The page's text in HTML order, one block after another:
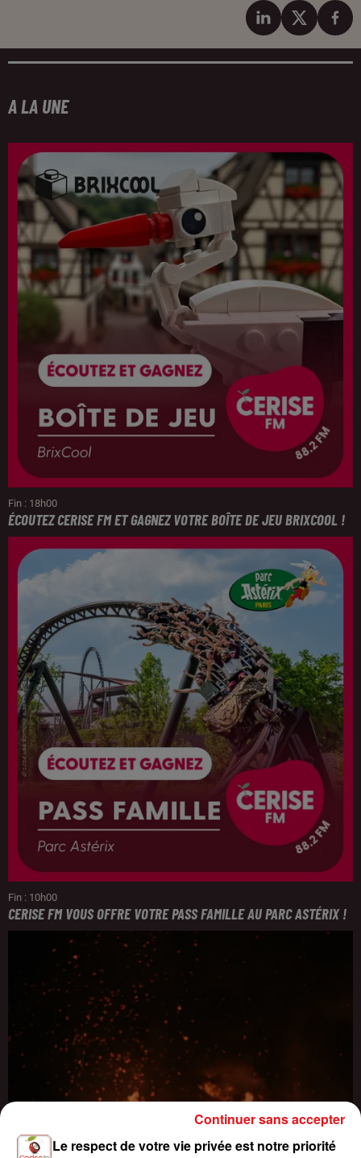
A LA UNE
Fin : 18h00
ÉCOUTEZ CERISE FM ET GAGNEZ VOTRE BOÎTE DE JEU BRIXCOOL !
Fin : 10h00
CERISE FM VOUS OFFRE VOTRE PASS FAMILLE AU PARC ASTÉRIX !
Le respect de votre vie privée est notre priorité
Continuer sans accepter